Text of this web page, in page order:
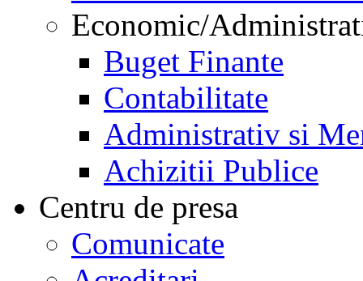
Economic/
Buget Finante
Contabilitate
Administrativ si
Achizitii Publice
Centru de presa
Comunicate